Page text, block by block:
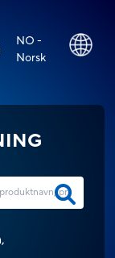
NO -
Norsk